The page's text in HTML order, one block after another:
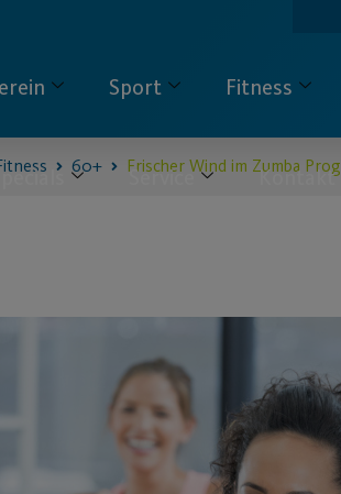
Sport Fitness
Service Kontakt
60+ Frischer Wind im Zumba